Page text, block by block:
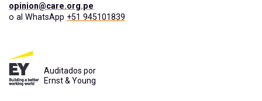
opinion@care.org.pe
o al WhatsApp +51 945101839
Auditados por
Ernst & Young